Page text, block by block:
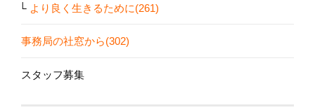
より良く生きるために(261)
事務局の社窓から(302)
スタッフ募集